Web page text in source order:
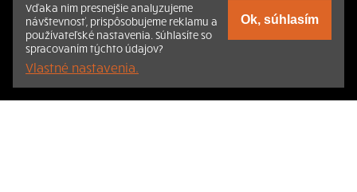
Vďaka nim presnejšie analyzujeme
návštevnosť, prispôsobujeme reklamu a
používateľské nastavenia. Súhlasíte so
spracovaním týchto údajov?
Vlastné nastavenia.
Ok, súhlasím